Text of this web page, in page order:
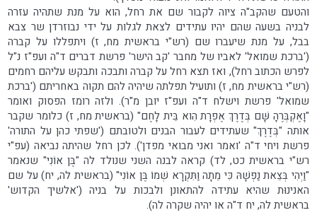
והטעם שהקב"ה ציוה לקבור שם את רחל, הוא על מנת שתהיה עזרה
לבניה בשעה שהם יהיו עתידים לצאת לגלות על ידי נבוזרדן שר צבא
בבל, על מנת שיעברו שם (רש"י בראשית מח, ז) ויתפללו על קברה
('ברכת שמואל' לאביו של מחבר 'קב הישר' פרשת דברים ד"ה ועפ"ז נ"ל
לפרש הכתוב רחל), ואז תצא רחל על קברה ותבכה ותבקש עליהם רחמים
(רש"י בראשית מח, ז) ותועיל תפלתה שיהיה להם תקוה באחריתם ('ברכת
שמואל' פרשת וישלח ד"ה ועפ"ז יובן מ"ר). ולזה רומז הפסוק ואומר
"וָאֶקְבְּרֶהָ שָּׁם בְּדֶרֶךְ אֶפְרָת הִוא בֵּית לָחֶם" (בראשית מח, ז) כלומר שקבר
אותה "בְּדֶרֶךְ" שעתידים לעבור הבנים ולטובתם ('שפתי כהן על התורה'
פרשת ויחי ד"ה 'ואמר ואני מבואי מפדן'). לכן רחל שהיתה נביאה (עפ"י
רש"י בראשית כט, לד) קראה לבנה השני שנולד לה "בֶּן אוֹנִי" שנאמר
"וַיְהִי בְּצֵאת נַפְשָׁהּ כִּי מֵתָה וַתִּקְרָא שְׁמוֹ בֶּן אוֹנִי" (בראשית לה, יח) על שם
האנינוּת שהיא עתידה להתאונן ולבכות על בניה ('אלשיך הקדוש'
בראשית לה, יח ד"ה או יהיה שקרה לה).